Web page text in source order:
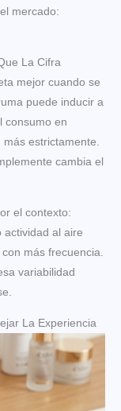
mercado:
La Cifra
mejor cuando se
puede inducir a
consumo en
estrictamente.
cambia el
el contexto:
actividad al aire
más frecuencia.
variabilidad
La Experiencia